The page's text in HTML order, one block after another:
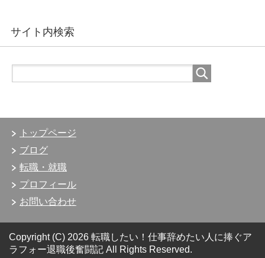
サイト内検索
トップページ
ブログ
転職・就職
プロフィール
お問い合わせ
Copyright (C) 2026 転職したい！仕事辞めたい人に捧ぐア
ラフォー退職後奮闘記 All Rights Reserved.